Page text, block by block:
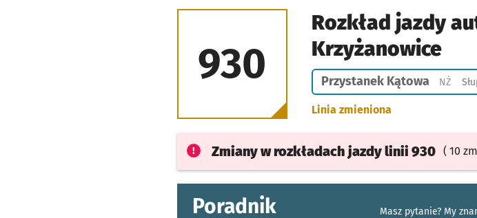
930
Rozkład jazdy
Krzyżanowice
Przystanek Kątowa NŻ
Linia zmieniona
Zmiany w rozkładach jazdylinii 930 ( 10
Poradnik
Masz pytanie? My